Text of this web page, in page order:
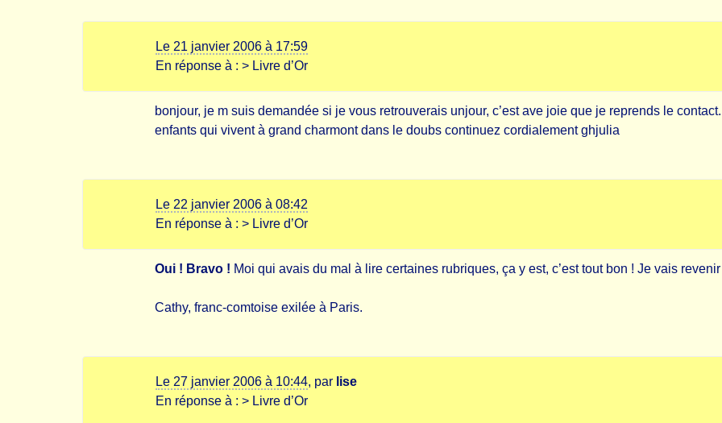
Le 21 janvier 2006 à 17:59
En réponse à : > Livre d’Or
bonjour, je m suis demandée si je vous retrouverais unjour, c’est ave joie que je reprends le
enfants qui vivent à grand charmont dans le doubs continuez cordialement ghjulia
Le 22 janvier 2006 à 08:42
En réponse à : > Livre d’Or
Oui ! Bravo ! Moi qui avais du mal à lire certaines rubriques, ça y est, c’est tout bon ! Je vais
Cathy, franc-comtoise exilée à Paris.
Le 27 janvier 2006 à 10:44, par lise
En réponse à : > Livre d’Or